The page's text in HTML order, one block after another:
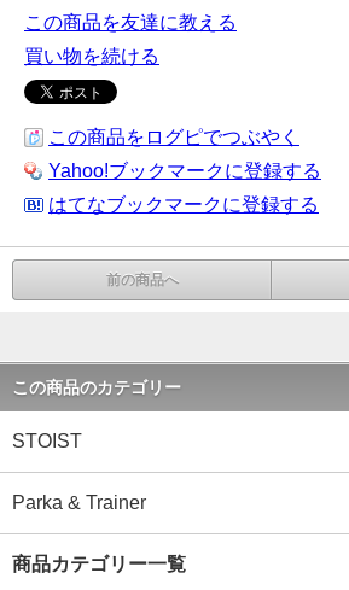
この商品を友達に教える
買い物を続ける
この商品をログピでつぶやく
Yahoo!ブックマークに登録する
はてなブックマークに登録する
前の商品へ
この商品のカテゴリー
STOIST
Parka & Trainer
商品カテゴリー一覧